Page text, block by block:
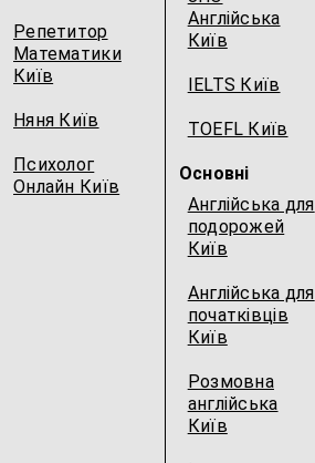
Репетитор
Математики
Київ
Няня Київ
Психолог
Онлайн Київ
Англійська
Київ
IELTS Київ
TOEFL Київ
Основні
Англійська для
подорожей
Київ
Англійська для
початківців
Київ
Розмовна
англійська
Київ